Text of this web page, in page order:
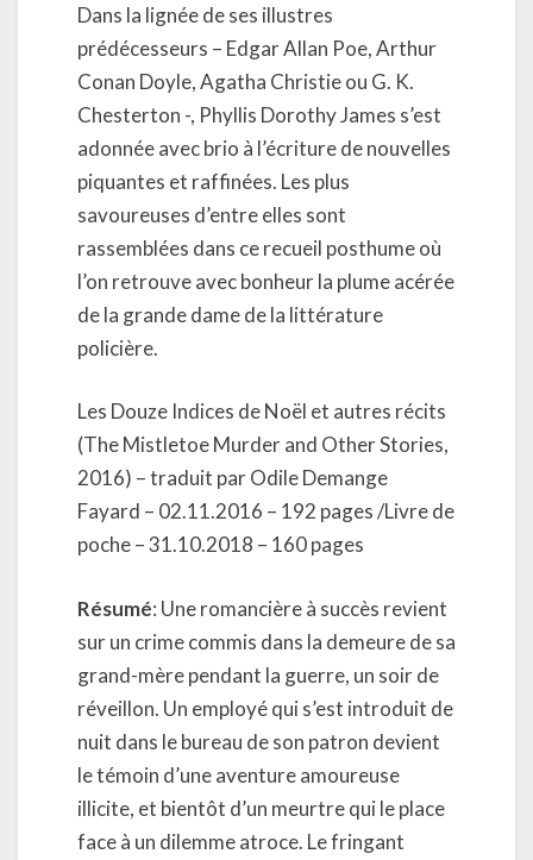
Dans la lignée de ses illustres
prédécesseurs – Edgar Allan Poe, Arthur
Conan Doyle, Agatha Christie ou G. K.
Chesterton -, Phyllis Dorothy James s’est
adonnée avec brio à l’écriture de nouvelles
piquantes et raffinées. Les plus
savoureuses d’entre elles sont
rassemblées dans ce recueil posthume où
l’on retrouve avec bonheur la plume acérée
de la grande dame de la littérature
policière.
Les Douze Indices de Noël et autres récits
(The Mistletoe Murder and Other Stories,
2016) – traduit par Odile Demange
Fayard – 02.11.2016 – 192 pages /Livre de
poche – 31.10.2018 – 160 pages
Résumé: Une romancière à succès revient
sur un crime commis dans la demeure de sa
grand-mère pendant la guerre, un soir de
réveillon. Un employé qui s’est introduit de
nuit dans le bureau de son patron devient
le témoin d’une aventure amoureuse
illicite, et bientôt d’un meurtre qui le place
face à un dilemme atroce. Le fringant